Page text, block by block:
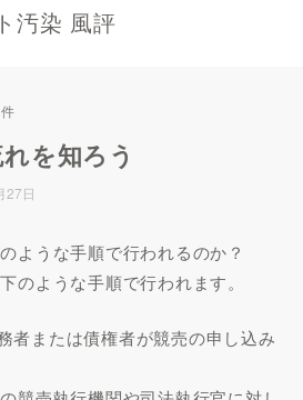
汚染 風評
を知ろう
27日
ような手順で行われるのか？
のような手順で行われます。
者または債権者が競売の申し込み